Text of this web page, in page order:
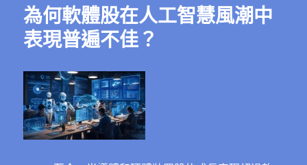
為何軟體股在人工智慧風潮中
表現普遍不佳？